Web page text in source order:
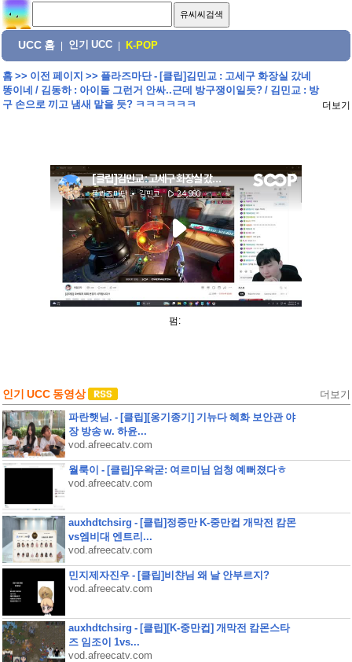
UCC 홈 인기 UCC K-POP
홈>> 이전 페이지 >> 플라즈마단 - [클립]김민교 : 고세구 화장실 갔네
똥이네 / 김동하 : 아이돌 그런거 안싸..근데 방구쟁이일듯? / 김민교 : 방
구 손으로 끼고 냄새 맡을 듯? ㅋㅋㅋㅋㅋㅋ
더보기
펌:
인기 UCC 동영상 더보기
파란햇님. - [클립][옹기종기] 기뉴다 혜화 보안관 야
장 방송 w. 하윤...
vod.afreecatv.com
월룩이 - [클립]우왁굳: 여르미님 엄청 예뻐졌다ㅎ
vod.afreecatv.com
auxhdtchsirg - [클립]정중만 K-중만컵 개막전 캄몬
vs엠비대 엔트리...
vod.afreecatv.com
민지제자진우 - [클립]비챤님 왜 날 안부르지?
vod.afreecatv.com
auxhdtchsirg - [클립][K-중만컵] 개막전 캄몬스타
즈 임조이 1vs...
vod.afreecatv.com